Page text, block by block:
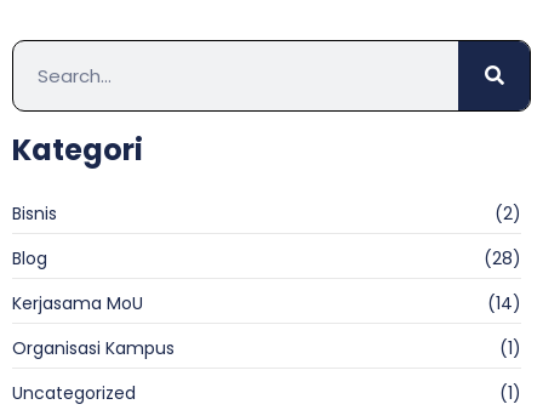
Kategori
Bisnis
(2)
Blog
(28)
Kerjasama MoU
(14)
Organisasi Kampus
(1)
Uncategorized
(1)